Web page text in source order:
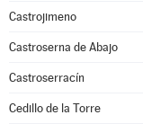
Castrojimeno
Castroserna de Abajo
Castroserracín
Cedillo de la Torre